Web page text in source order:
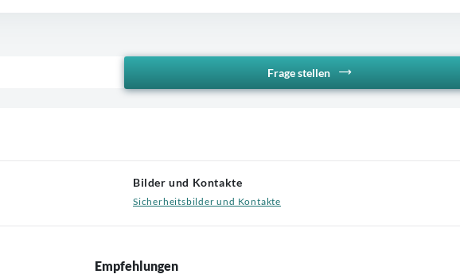
Frage stellen
Bilder und Kontakte
Sicherheitsbilder und Kontakte
Empfehlungen